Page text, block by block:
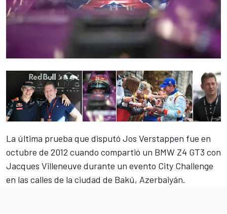
La última prueba que disputó Jos Verstappen fue en
octubre de 2012 cuando compartió un BMW Z4 GT3 con
Jacques Villeneuve durante un evento City Challenge
en las calles de la ciudad de Bakú, Azerbaiyán.